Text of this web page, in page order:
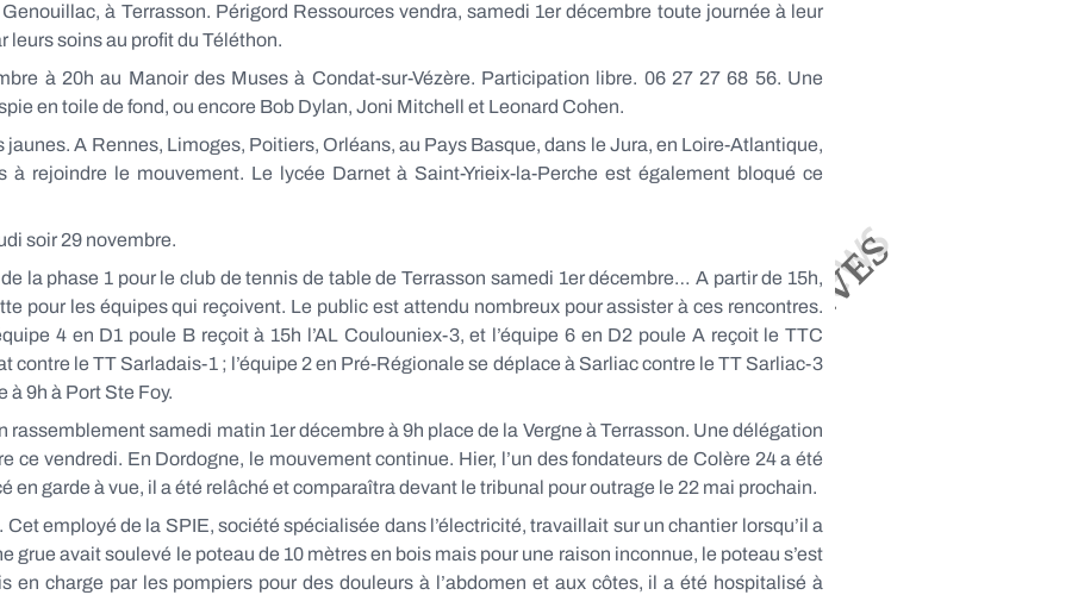
à Terrasson. Périgord Ressources vendra, samedi 1er décembre toute journée à leur
leurs soins au profit du Téléthon.
à 20h au Manoir des Muses à Condat-sur-Vézère. Participation libre. 06 27 27 68 56. Une
en toile de fond, ou encore Bob Dylan, Joni Mitchell et Leonard Cohen.
A Rennes, Limoges, Poitiers, Orléans, au Pays Basque, dans le Jura, en Loire-Atlantique,
rejoindre le mouvement. Le lycée Darnet à Saint-Yrieix-la-Perche est également bloqué ce
soir 29 novembre.
la phase 1 pour le club de tennis de table de Terrasson samedi 1er décembre… A partir de 15h,
pour les équipes qui reçoivent. Le public est attendu nombreux pour assister à ces rencontres.
4 en D1 poule B reçoit à 15h l’AL Coulouniex-3, et l’équipe 6 en D2 poule A reçoit le TTC
contre le TT Sarladais-1 ; l’équipe 2 en Pré-Régionale se déplace à Sarliac contre le TT Sarliac-3
à 9h à Port Ste Foy.
rassemblement samedi matin 1er décembre à 9h place de la Vergne à Terrasson. Une délégation
vendredi. En Dordogne, le mouvement continue. Hier, l’un des fondateurs de Colère 24 a été
en garde à vue, il a été relâché et comparaîtra devant le tribunal pour outrage le 22 mai prochain.
employé de la SPIE, société spécialisée dans l’électricité, travaillait sur un chantier lorsqu’il a
grue avait soulevé le poteau de 10 mètres en bois mais pour une raison inconnue, le poteau s’est
en charge par les pompiers pour des douleurs à l’abdomen et aux côtes, il a été hospitalisé à